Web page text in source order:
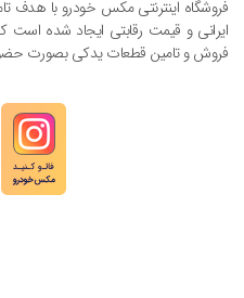
فروشگاه اینترنتی مکس خودرو با هدف
فروش و تامین قطعات یدکی بصورت